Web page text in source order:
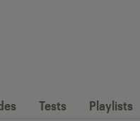
Tests Playlists